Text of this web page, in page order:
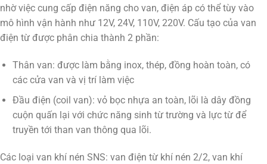
nhờ việc cung cấp điện năng cho van, điện áp có thể tùy vào
mô hình vận hành như 12V, 24V, 110V, 220V. Cấu tạo của van
điện từ được phân chia thành 2 phần:
Thân van: được làm bằng inox, thép, đồng hoàn toàn, có
các cửa van và vị trí làm việc
Đầu điện (coil van): vỏ bọc nhựa an toàn, lõi là dây đồng
cuộn quấn lại với chức năng sinh từ trường và lực từ để
truyền tới than van thông qua lõi.
Các loại van khí nén SNS: van điện từ khí nén 2/2, van khí